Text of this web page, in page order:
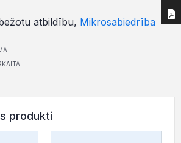
atbildību, Mikrosabiedrība
produkti